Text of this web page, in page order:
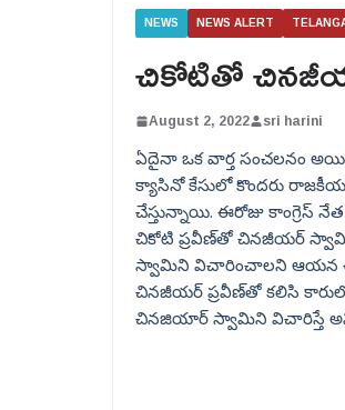
NEWS NEWS ALERT
చికోటితో
August 2, 2022 sri harini
ఏదైనా ఒక వార్త సంచలనం అయితే
క్యాసినో కేసులో కొందరు
చేస్తున్నాయి. ఈరోజు కాంగ్రెస్
చికోటి ప్రవీణ్‌తో చినజీయర్‌
స్వామిని విచారించాలని ఆయన
చినజీయర్ ప్రవీణ్‌తో కలిసి
చినజియార్ స్వామిని విచారిస్తే